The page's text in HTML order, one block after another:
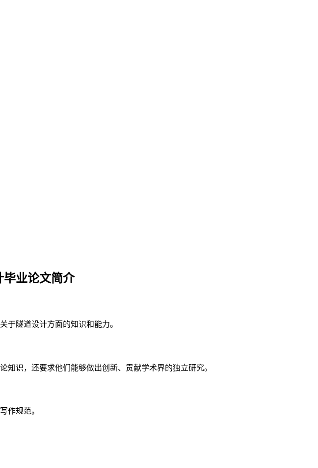
毕业论文简介
于隧道设计方面的知识和能力。
识，还要求他们能够做出创新、贡献学术界的独立研究。
作规范。